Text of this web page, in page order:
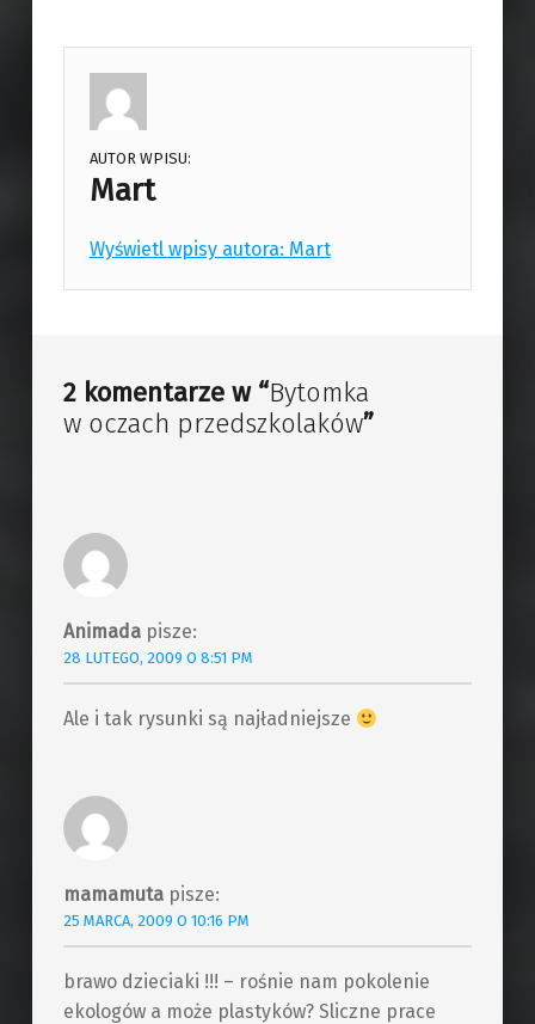
AUTOR WPISU:
Mart
Wyświetl wpisy autora: Mart
Skip back to main navigation
2 komentarze w “Bytomka
w oczach przedszkolaków”
Animada pisze:
28 LUTEGO, 2009 O 8:51 PM
Ale i tak rysunki są najładniejsze
mamamuta pisze:
25 MARCA, 2009 O 10:16 PM
brawo dzieciaki !!! – rośnie nam pokolenie
ekologów a może plastyków? Sliczne prace